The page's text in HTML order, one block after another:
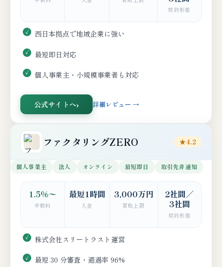
契約形態
西日本拠点で地域企業に強い
最短即日対応
個人事業主・小規模事業者も対応
公式サイトへ 詳細レビュー →
ファクタリングZERO ★4.2
個人事業主 法人 オンライン 最短即日 取引先非通知
1.5%〜
手数料
最短1時間
入金
3,000万円
買取上限
2社間／
3社間
契約形態
株式会社スリートラスト運営
最短 30 分審査・通過率 96%